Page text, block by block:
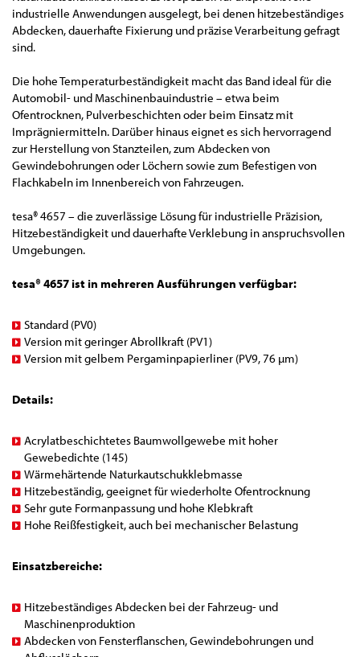
industrielle Anwendungen ausgelegt, bei denen hitzebeständiges
Abdecken, dauerhafte Fixierung und präzise Verarbeitung gefragt
sind.
Die hohe Temperaturbeständigkeit macht das Band ideal für die
Automobil- und Maschinenbauindustrie – etwa beim
Ofentrocknen, Pulverbeschichten oder beim Einsatz mit
Imprägniermitteln. Darüber hinaus eignet es sich hervorragend
zur Herstellung von Stanzteilen, zum Abdecken von
Gewindebohrungen oder Löchern sowie zum Befestigen von
Flachkabeln im Innenbereich von Fahrzeugen.
tesa® 4657 – die zuverlässige Lösung für industrielle Präzision,
Hitzebeständigkeit und dauerhafte Verklebung in anspruchsvollen
Umgebungen.
tesa® 4657 ist in mehreren Ausführungen verfügbar:
Standard (PV0)
Version mit geringer Abrollkraft (PV1)
Version mit gelbem Pergaminpapierliner (PV9, 76 µm)
Details:
Acrylatbeschichtetes Baumwollgewebe mit hoher
Gewebedichte (145)
Wärmehärtende Naturkautschukklebmasse
Hitzebeständig, geeignet für wiederholte Ofentrocknung
Sehr gute Formanpassung und hohe Klebkraft
Hohe Reißfestigkeit, auch bei mechanischer Belastung
Einsatzbereiche:
Hitzebeständiges Abdecken bei der Fahrzeug- und
Maschinenproduktion
Abdecken von Fensterflanschen, Gewindebohrungen und